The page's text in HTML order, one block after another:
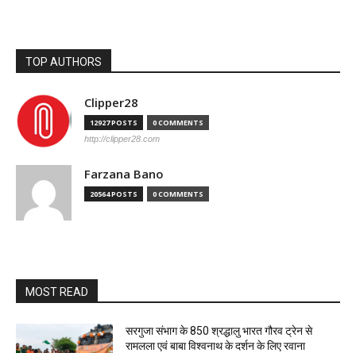
TOP AUTHORS
Clipper28
12927 POSTS 0 COMMENTS
http://clipper28.com
Farzana Bano
20564 POSTS 0 COMMENTS
MOST READ
सरगुजा संभाग के 850 श्रद्धालु भारत गौरव ट्रेन से
रामलला एवं बाबा विश्वनाथ के दर्शन के लिए रवाना